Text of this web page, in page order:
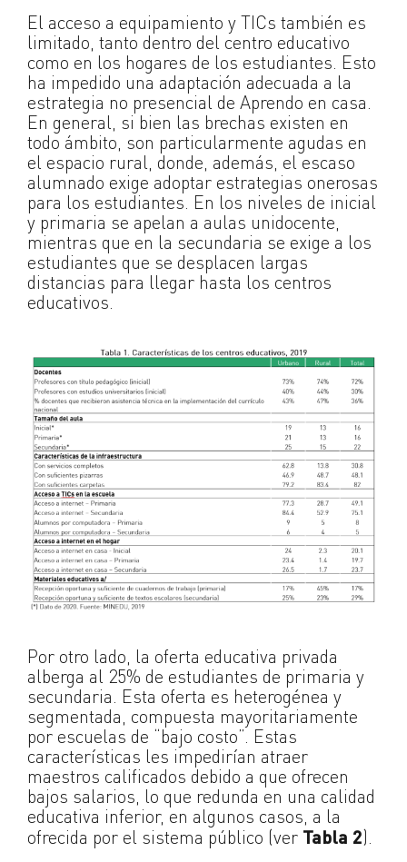
El acceso a equipamiento y TICs también es
limitado, tanto dentro del centro educativo
como en los hogares de los estudiantes. Esto
ha impedido una adaptación adecuada a la
estrategia no presencial de Aprendo en casa.
En general, si bien las brechas existen en
todo ámbito, son particularmente agudas en
el espacio rural, donde, además, el escaso
alumnado exige adoptar estrategias onerosas
para los estudiantes. En los niveles de inicial
y primaria se apelan a aulas unidocente,
mientras que en la secundaria se exige a los
estudiantes que se desplacen largas
distancias para llegar hasta los centros
educativos.
Por otro lado, la oferta educativa privada
alberga al 25% de estudiantes de primaria y
secundaria. Esta oferta es heterogénea y
segmentada, compuesta mayoritariamente
por escuelas de “bajo costo”. Estas
características les impedirían atraer
maestros calificados debido a que ofrecen
bajos salarios, lo que redunda en una calidad
educativa inferior, en algunos casos, a la
ofrecida por el sistema público (ver Tabla 2).